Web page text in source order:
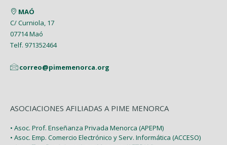
Febrero (6)
Enero (2)
MAÓ
C/ Curniola, 17
07714 Maó
Telf. 971352464
correo@pimemenorca.org
ASOCIACIONES AFILIADAS A PIME MENORCA
• Asoc. Prof. Enseñanza Privada Menorca (APEPM)
• Asoc. Emp. Comercio Electrónico y Serv. Informática (ACCESO)